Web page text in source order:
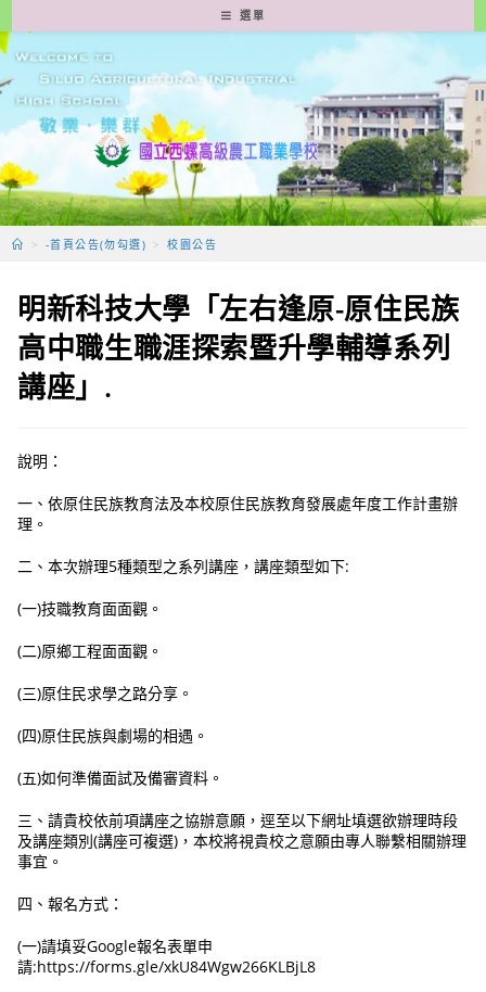
轉
至
要
容
選單
> -首頁公告(勿勾選) > 校園公告
明新科技大學「左右逢原-原住民族
高中職生職涯探索暨升學輔導系列
講座」.
說明：
一、依原住民族教育法及本校原住民族教育發展處年度工作計畫辦
理。
二、本次辦理5種類型之系列講座，講座類型如下:
(一)技職教育面面觀。
(二)原鄉工程面面觀。
(三)原住民求學之路分享。
(四)原住民族與劇場的相遇。
(五)如何準備面試及備審資料。
三、請貴校依前項講座之協辦意願，逕至以下網址填選欲辦理時段
及講座類別(講座可複選)，本校將視貴校之意願由專人聯繫相關辦理
事宜。
四、報名方式：
(一)請填妥Google報名表單申
請:https://forms.gle/xkU84Wgw266KLBjL8